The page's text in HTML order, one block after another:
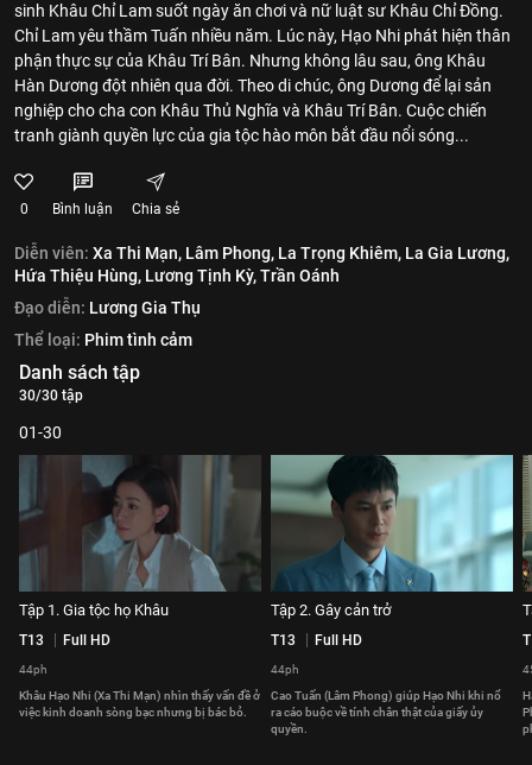
sinh Khâu Chỉ Lam suốt ngày ăn chơi và nữ luật sư Khâu Chỉ Đồng.
Chỉ Lam yêu thầm Tuấn nhiều năm. Lúc này, Hạo Nhi phát hiện thân
phận thực sự của Khâu Trí Bân. Nhưng không lâu sau, ông Khâu
Hàn Dương đột nhiên qua đời. Theo di chúc, ông Dương để lại sản
nghiệp cho cha con Khâu Thủ Nghĩa và Khâu Trí Bân. Cuộc chiến
tranh giành quyền lực của gia tộc hào môn bắt đầu nổi sóng...
0 Bình luận Chia sẻ
Diễn viên: Xa Thi Mạn, Lâm Phong, La Trọng Khiêm, La Gia Lương,
Hứa Thiệu Hùng, Lương Tịnh Kỳ,Trần Oánh
Đạo diễn: Lương Gia Thụ
Thể loại: Phim tình cảm
Danh sách tập
30/30 tập
01-30
Tập 1. Gia tộc họ Khâu
T13 Full HD
44ph
Khâu Hạo Nhi (Xa Thi Mạn) nhìn thấy vấn đề ở
việc kinh doanh sòng bạc nhưng bị bác bỏ.
Tập 2. Gây cản trở
T13 Full HD
44ph
Cao Tuấn (Lâm Phong) giúp Hạo Nhi khi nổ
ra cáo buộc về tính chân thật của giấy ủy
quyền.